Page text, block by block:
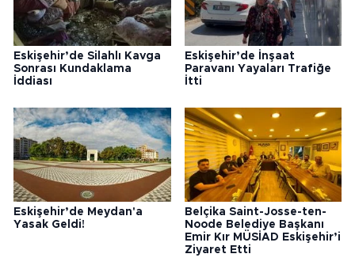
Eskişehir’de Silahlı Kavga
Sonrası Kundaklama
İddiası
Eskişehir’de İnşaat
Paravanı Yayaları Trafiğe
İtti
Eskişehir’de Meydan'a
Yasak Geldi!
Belçika Saint-Josse-ten-
Noode Belediye Başkanı
Emir Kır MÜSİAD Eskişehir’i
Ziyaret Etti